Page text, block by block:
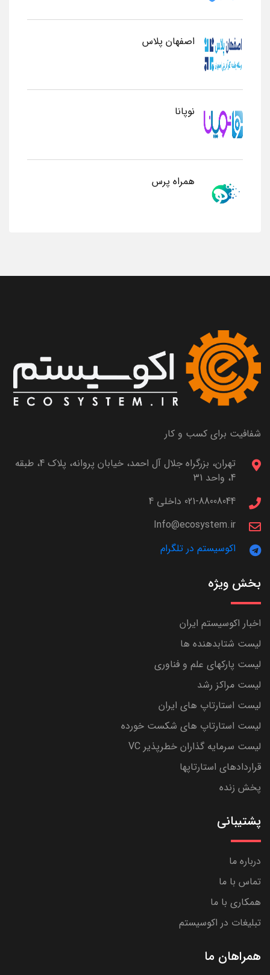
اصفهان پلاس
نوپانا
همراه پرس
شفافیت برای کسب و کار
تهران، بزرگراه جلال آل احمد، خیابان پروانه، پلاک 4، طبقه
4، واحد 31
021-88008044 داخلی 4
Info@ecosystem.ir
اکوسیستم در تلگرام
بخش ویژه
اخبار اکوسیستم ایران
لیست شتابدهنده ها
لیست پارکهای علم و فناوری
لیست مراکز رشد
لیست استارتاپ های ایران
لیست استارتاپ های شکست خورده
لیست سرمایه گذاران خطرپذیر VC
قراردادهای استارتاپها
پخش زنده
پشتیبانی
درباره ما
تماس با ما
همکاری با ما
تبلیغات در اکوسیستم
همراهان ما